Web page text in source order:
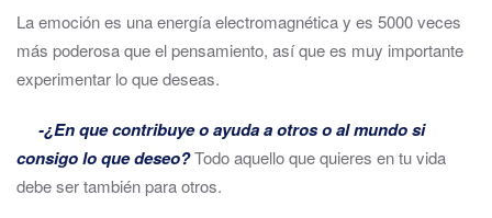
La emoción es una energía electromagnética y es 5000 veces
más poderosa que el pensamiento, así que es muy importante
experimentar lo que deseas.
-¿En que contribuye o ayuda a otros o al mundo si
consigo lo que deseo?Todo aquello que quieres en tu vida
debe ser también para otros.